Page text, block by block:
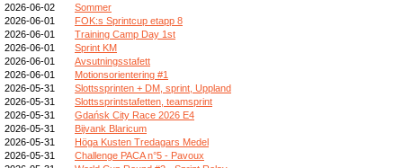
2026-06-02
Sommer
2026-06-01
FOK:s Sprintcup etapp 8
2026-06-01
Training Camp Day 1st
2026-06-01
Sprint KM
2026-06-01
Avsutningsstafett
2026-06-01
Motionsorientering #1
2026-05-31
Slottssprinten + DM, sprint, Uppland
2026-05-31
Slottssprintstafetten, teamsprint
2026-05-31
Gdańsk City Race 2026 E4
2026-05-31
Bijvank Blaricum
2026-05-31
Höga Kusten Tredagars Medel
2026-05-31
Challenge PACA n°5 - Pavoux